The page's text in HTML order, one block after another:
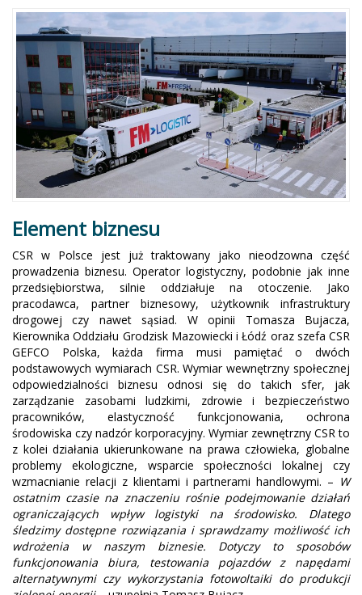
Element biznesu
CSR w Polsce jest już traktowany jako nieodzowna część
prowadzenia biznesu. Operator logistyczny, podobnie jak inne
przedsiębiorstwa, silnie oddziałuje na otoczenie. Jako
pracodawca, partner biznesowy, użytkownik infrastruktury
drogowej czy nawet sąsiad. W opinii Tomasza Bujacza,
Kierownika Oddziału Grodzisk Mazowiecki i Łódź oraz szefa CSR
GEFCO Polska, każda firma musi pamiętać o dwóch
podstawowych wymiarach CSR. Wymiar wewnętrzny społecznej
odpowiedzialności biznesu odnosi się do takich sfer, jak
zarządzanie zasobami ludzkimi, zdrowie i bezpieczeństwo
pracowników, elastyczność funkcjonowania, ochrona
środowiska czy nadzór korporacyjny. Wymiar zewnętrzny CSR to
z kolei działania ukierunkowane na prawa człowieka, globalne
problemy ekologiczne, wsparcie społeczności lokalnej czy
wzmacnianie relacji z klientami i partnerami handlowymi. – W
ostatnim czasie na znaczeniu rośnie podejmowanie działań
ograniczających wpływ logistyki na środowisko. Dlatego
śledzimy dostępne rozwiązania i sprawdzamy możliwość ich
wdrożenia w naszym biznesie. Dotyczy to sposobów
funkcjonowania biura, testowania pojazdów z napędami
alternatywnymi czy wykorzystania fotowoltaiki do produkcji